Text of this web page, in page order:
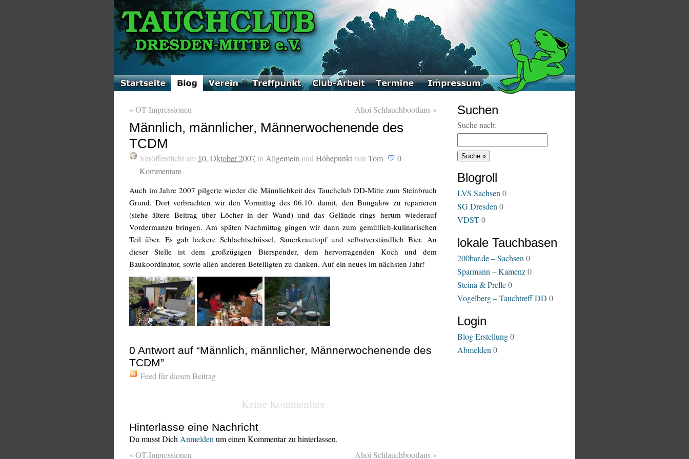
«OT-Impressionen Ahoi Schlauchbootfans »
Männlich, männlicher, Männerwochenende des
TCDM
Veröffentlicht am 10. Oktober 2007 in Allgemein und Höhepunkt von Tom.
0
Kommentare
Auch im Jahre 2007 pilgerte wieder die Männlichkeit des Tauchclub DD-Mitte zum Steinbruch
Grund. Dort verbrachten wir den Vormittag des 06.10. damit, den Bungalow zu reparieren
(siehe ältere Beitrag über Löcher in der Wand) und das Gelände rings herum wiederauf
Vordermanzu bringen. Am späten Nachmittag gingen wir dann zum gemütlich-kulinarischen
Teil über. Es gab leckere Schlachtschüssel, Sauerkrauttopf und selbstverständlich Bier. An
dieser Stelle ist dem großzügigen Bierspender, dem hervorragenden Koch und dem
Baukoordinator, sowie allen anderen Beteiligten zu danken. Auf ein neues im nächsten Jahr!
0 Antwort auf “Männlich, männlicher, Männerwochenende des
TCDM”
Feed für diesen Beitrag
Keine Kommentare
Hinterlasse eine Nachricht
Du musst Dich Anmelden um einen Kommentar zu hinterlassen.
«OT-Impressionen Ahoi Schlauchbootfans »
Suchen
Suche nach:
Blogroll
LVS Sachsen 0
SG Dresden 0
VDST0
lokale Tauchbasen
200bar.de – Sachsen 0
Sparmann – Kamenz0
Steina & Prelle0
Vogelberg – Tauchtreff DD 0
Login
Blog Erstellung0
Abmelden 0